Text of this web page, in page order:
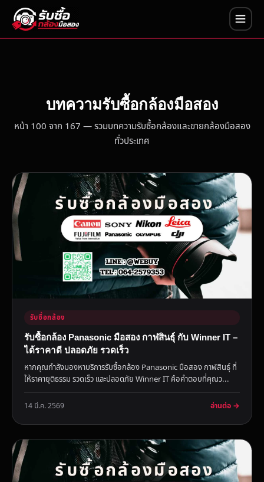
บทความรับซื้อกล้องมือสอง
หน้า 100 จาก 167 — รวมบทความรับซื้อกล้องและขายกล้องมือสอง
ทั่วประเทศ
รับซื้อกล้อง
รับซื้อกล้อง Panasonic มือสอง กาฬสินธุ์ กับ Winner IT –
ได้ราคาดี ปลอดภัย รวดเร็ว
หากคุณกำลังมองหาบริการรับซื้อกล้อง Panasonic มือสอง กาฬสินธุ์ ที่
ให้ราคายุติธรรม รวดเร็ว และปลอดภัย Winner IT คือคำตอบที่คุณว...
14 มี.ค. 2569 อ่านต่อ →